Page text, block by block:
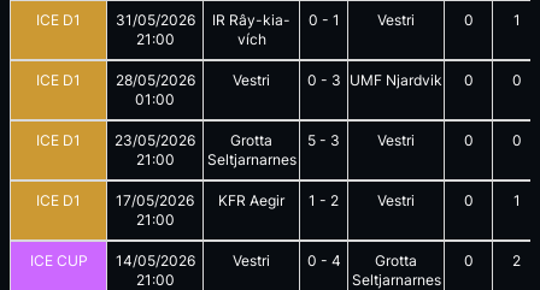
ICE D1
31/05/2026
21:00
IR Rây-kia-
vích
0 - 1 Vestri 0 1
ICE D1
28/05/2026
01:00
Vestri 0 - 3 UMF Njardvik 0 0
ICE D1
23/05/2026
21:00
Grotta
Seltjarnarnes
5 - 3 Vestri 0 0
ICE D1
17/05/2026
21:00
KFR Aegir 1 - 2 Vestri 0 1
ICE CUP
14/05/2026
21:00
Vestri 0 - 4
Grotta
Seltjarnarnes
0 2